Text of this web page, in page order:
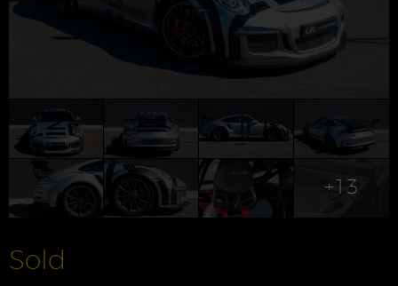
+13
Sold